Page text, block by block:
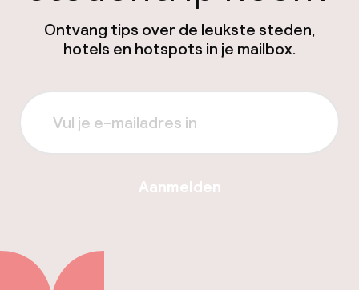
Ontvang tips over de leukste steden,
hotels en hotspots in je mailbox.
Aanmelden